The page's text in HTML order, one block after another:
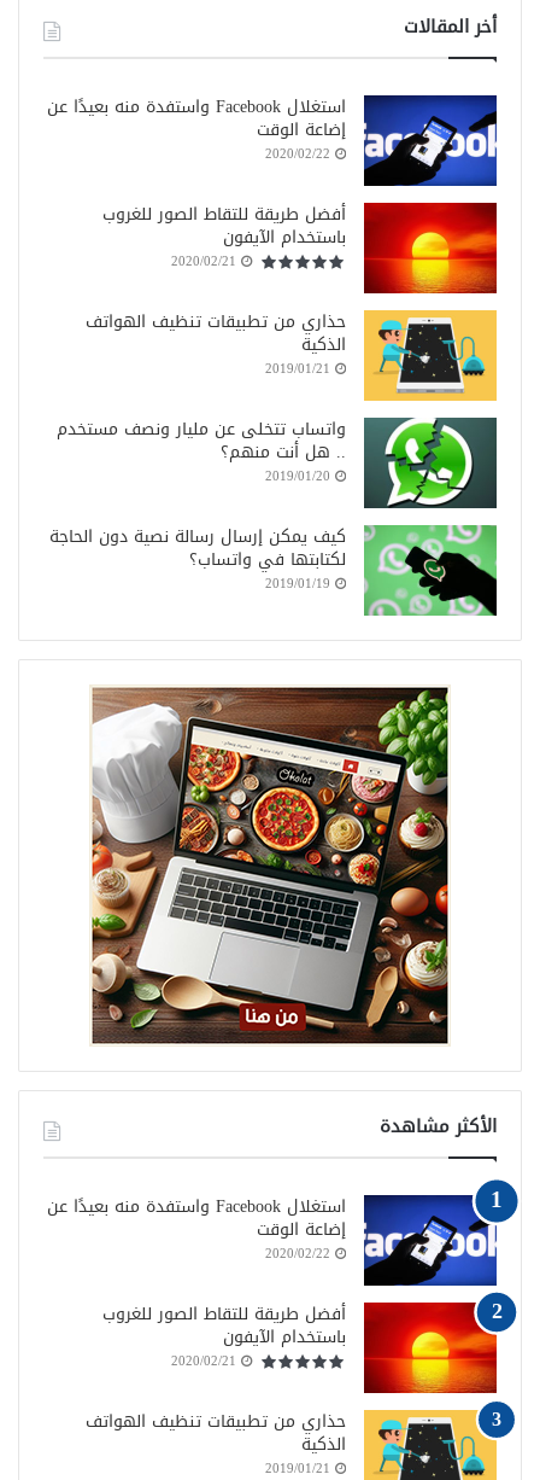
أخر المقالات
استغلال Facebook واستفدة منه بعيدًا عن
إضاعة الوقت
2020/02/22
أفضل طريقة للتقاط الصور للغروب
باستخدام الآيفون
2020/02/21
حذاري من تطبيقات تنظيف الهواتف
الذكية
2019/01/21
واتساب تتخلى عن مليار ونصف مستخدم
.. هل أنت منهم؟
2019/01/20
كيف يمكن إرسال رسالة نصية دون الحاجة
لكتابتها في واتساب؟
2019/01/19
الأكثر مشاهدة
استغلال Facebook واستفدة منه بعيدًا عن
إضاعة الوقت
2020/02/22
أفضل طريقة للتقاط الصور للغروب
باستخدام الآيفون
2020/02/21
حذاري من تطبيقات تنظيف الهواتف
الذكية
2019/01/21